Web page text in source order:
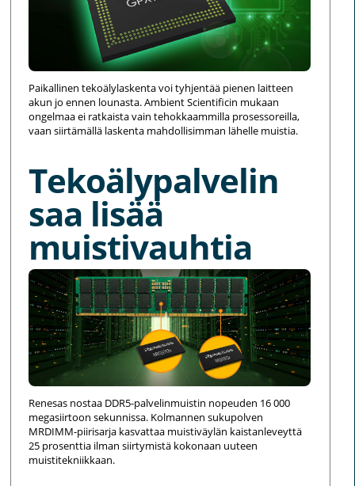
Paikallinen tekoälylaskenta voi tyhjentää pienen laitteen
akun jo ennen lounasta. Ambient Scientificin mukaan
ongelmaa ei ratkaista vain tehokkaammilla prosessoreilla,
vaan siirtämällä laskenta mahdollisimman lähelle muistia.
Tekoälypalvelin
saa lisää
muistivauhtia
Renesas nostaa DDR5-palvelinmuistin nopeuden 16 000
megasiirtoon sekunnissa. Kolmannen sukupolven
MRDIMM-piirisarja kasvattaa muistiväylän kaistanleveyttä
25 prosenttia ilman siirtymistä kokonaan uuteen
muistitekniikkaan.